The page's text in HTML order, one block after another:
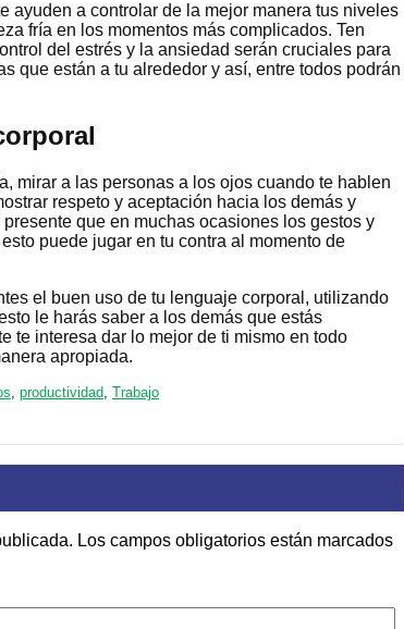
ayuden a controlar de la mejor manera tus niveles
fría en los momentos más complicados. Ten
del estrés y la ansiedad serán cruciales para
que están a tu alrededor y así, entre todos podrán
mirar a las personas a los ojos cuando te hablen
respeto y aceptación hacia los demás y
que en muchas ocasiones los gestos y
puede jugar en tu contra al momento de
el buen uso de tu lenguaje corporal, utilizando
le harás saber a los demás que estás
te interesa dar lo mejor de ti mismo en todo
apropiada.
productividad Trabajo
Los campos obligatorios están marcados